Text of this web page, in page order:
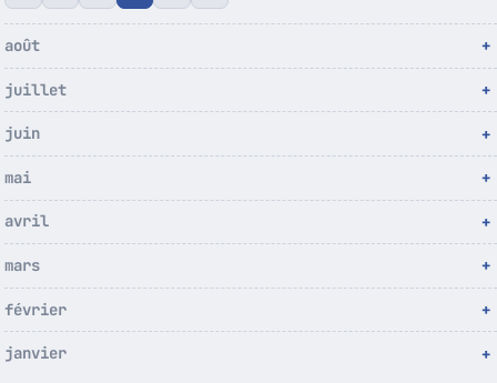
août
juillet
juin
mai
avril
mars
février
janvier